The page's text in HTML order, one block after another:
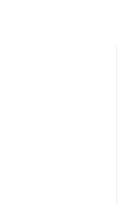
トフロアでは、